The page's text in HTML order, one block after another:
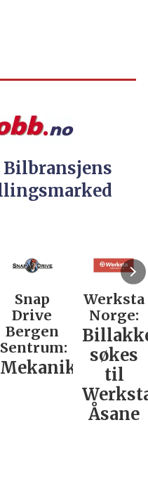
Bilbransjens
Snap
Drive
Bergen
Sentrum:
Mekaniker
Werksta
Norge:
søkes
til
Åsane